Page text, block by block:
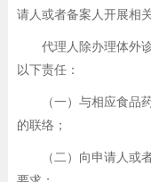
请人或者备案人开展相
代理人除办理体外诊
以下责任：
（一）与相应食品药
的联络；
（二）向申请人或者